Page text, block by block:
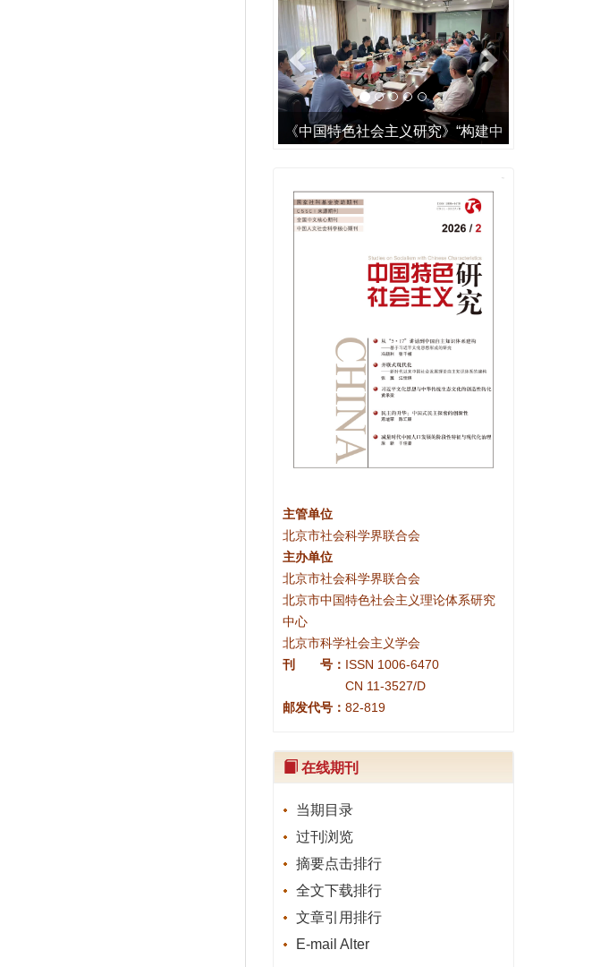
智慧法治学术共同体2025年度联
合征文公告
“学习研究阐释党的二十届三中
全会精神”专栏征稿启事
本刊“中国式现代化理论与实
践”栏目入选中宣部“首批哲学社
《中国特色社会主义研究》
2024年选题指南
2023年选题指南
《中国特色社会主义研究》“构建中
主管单位
北京市社会科学界联合会
主办单位
北京市社会科学界联合会
北京市中国特色社会主义理论体系研究
中心
北京市科学社会主义学会
刊 号： ISSN 1006-6470
CN 11-3527/D
邮发代号： 82-819
在线期刊
当期目录
过刊浏览
摘要点击排行
全文下载排行
文章引用排行
E-mail Alter